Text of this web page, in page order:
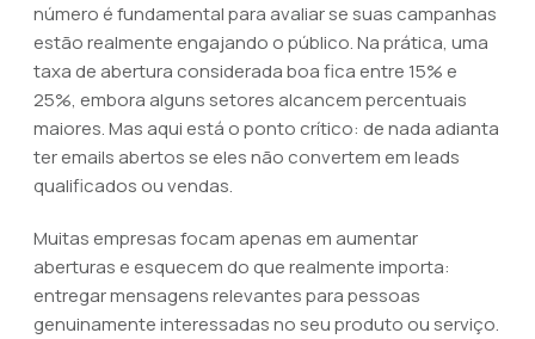
número é fundamental para avaliar se suas campanhas
estão realmente engajando o público. Na prática, uma
taxa de abertura considerada boa fica entre 15% e
25%, embora alguns setores alcancem percentuais
maiores. Mas aqui está o ponto crítico: de nada adianta
ter emails abertos se eles não convertem em leads
qualificados ou vendas.
Muitas empresas focam apenas em aumentar
aberturas e esquecem do que realmente importa:
entregar mensagens relevantes para pessoas
genuinamente interessadas no seu produto ou serviço.